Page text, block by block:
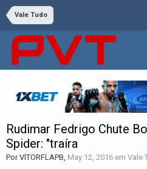
Vale Tudo
Rudimar Fedrigo Chute
Spider: "traíra
PorVITORFLAPB May 12, 2016 em Vale